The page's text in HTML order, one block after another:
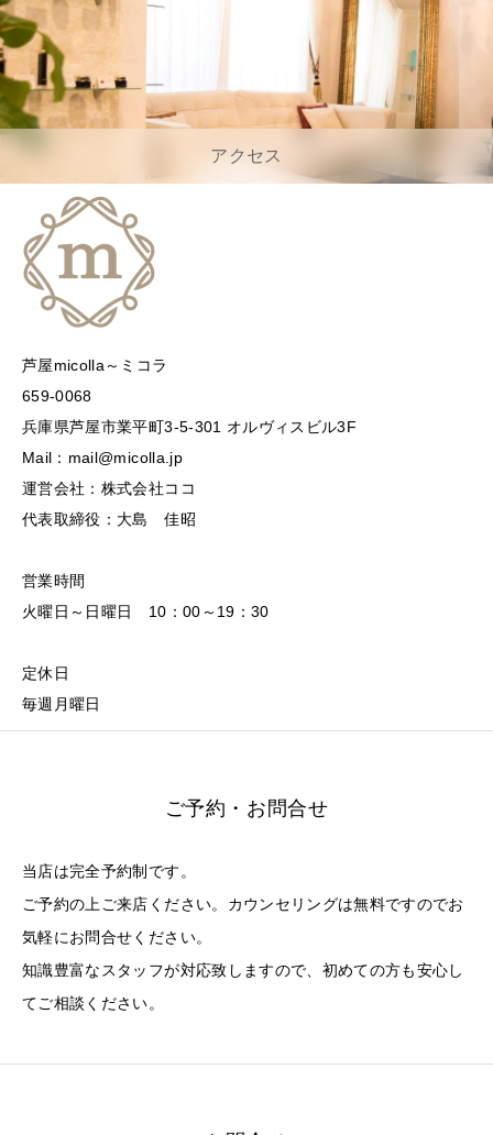
アクセス
芦屋micolla～ミコラ
659-0068
兵庫県芦屋市業平町3-5-301 オルヴィスビル3F
Mail：mail@micolla.jp
運営会社：株式会社ココ
代表取締役：大島 佳昭
営業時間
火曜日～日曜日 10：00～19：30
定休日
毎週月曜日
ご予約・お問合せ
当店は完全予約制です。
ご予約の上ご来店ください。カウンセリングは無料ですのでお
気軽にお問合せください。
知識豊富なスタッフが対応致しますので、初めての方も安心し
てご相談ください。